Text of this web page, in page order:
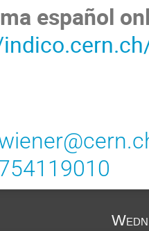
español